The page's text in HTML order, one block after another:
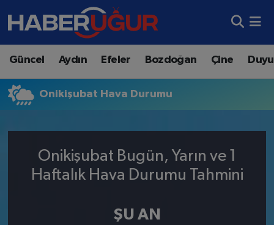
Güncel Aydın Efeler Bozdoğan Çine
Onikişubat Hava Durumu
Onikişubat Bugün, Yarın ve 1
Haftalık Hava Durumu Tahmini
ŞU AN
Aydın Nöbetçi Eczaneler
Aydın Hava Durumu
Süper Lig Puan Durumu ve Fikstür